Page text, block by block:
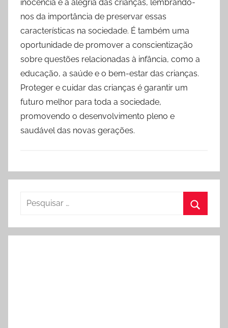
inocência e a alegria das crianças, lembrando-
nos da importância de preservar essas
características na sociedade. É também uma
oportunidade de promover a conscientização
sobre questões relacionadas à infância, como a
educação, a saúde e o bem-estar das crianças.
Proteger e cuidar das crianças é garantir um
futuro melhor para toda a sociedade,
promovendo o desenvolvimento pleno e
saudável das novas gerações.
Pesquisar